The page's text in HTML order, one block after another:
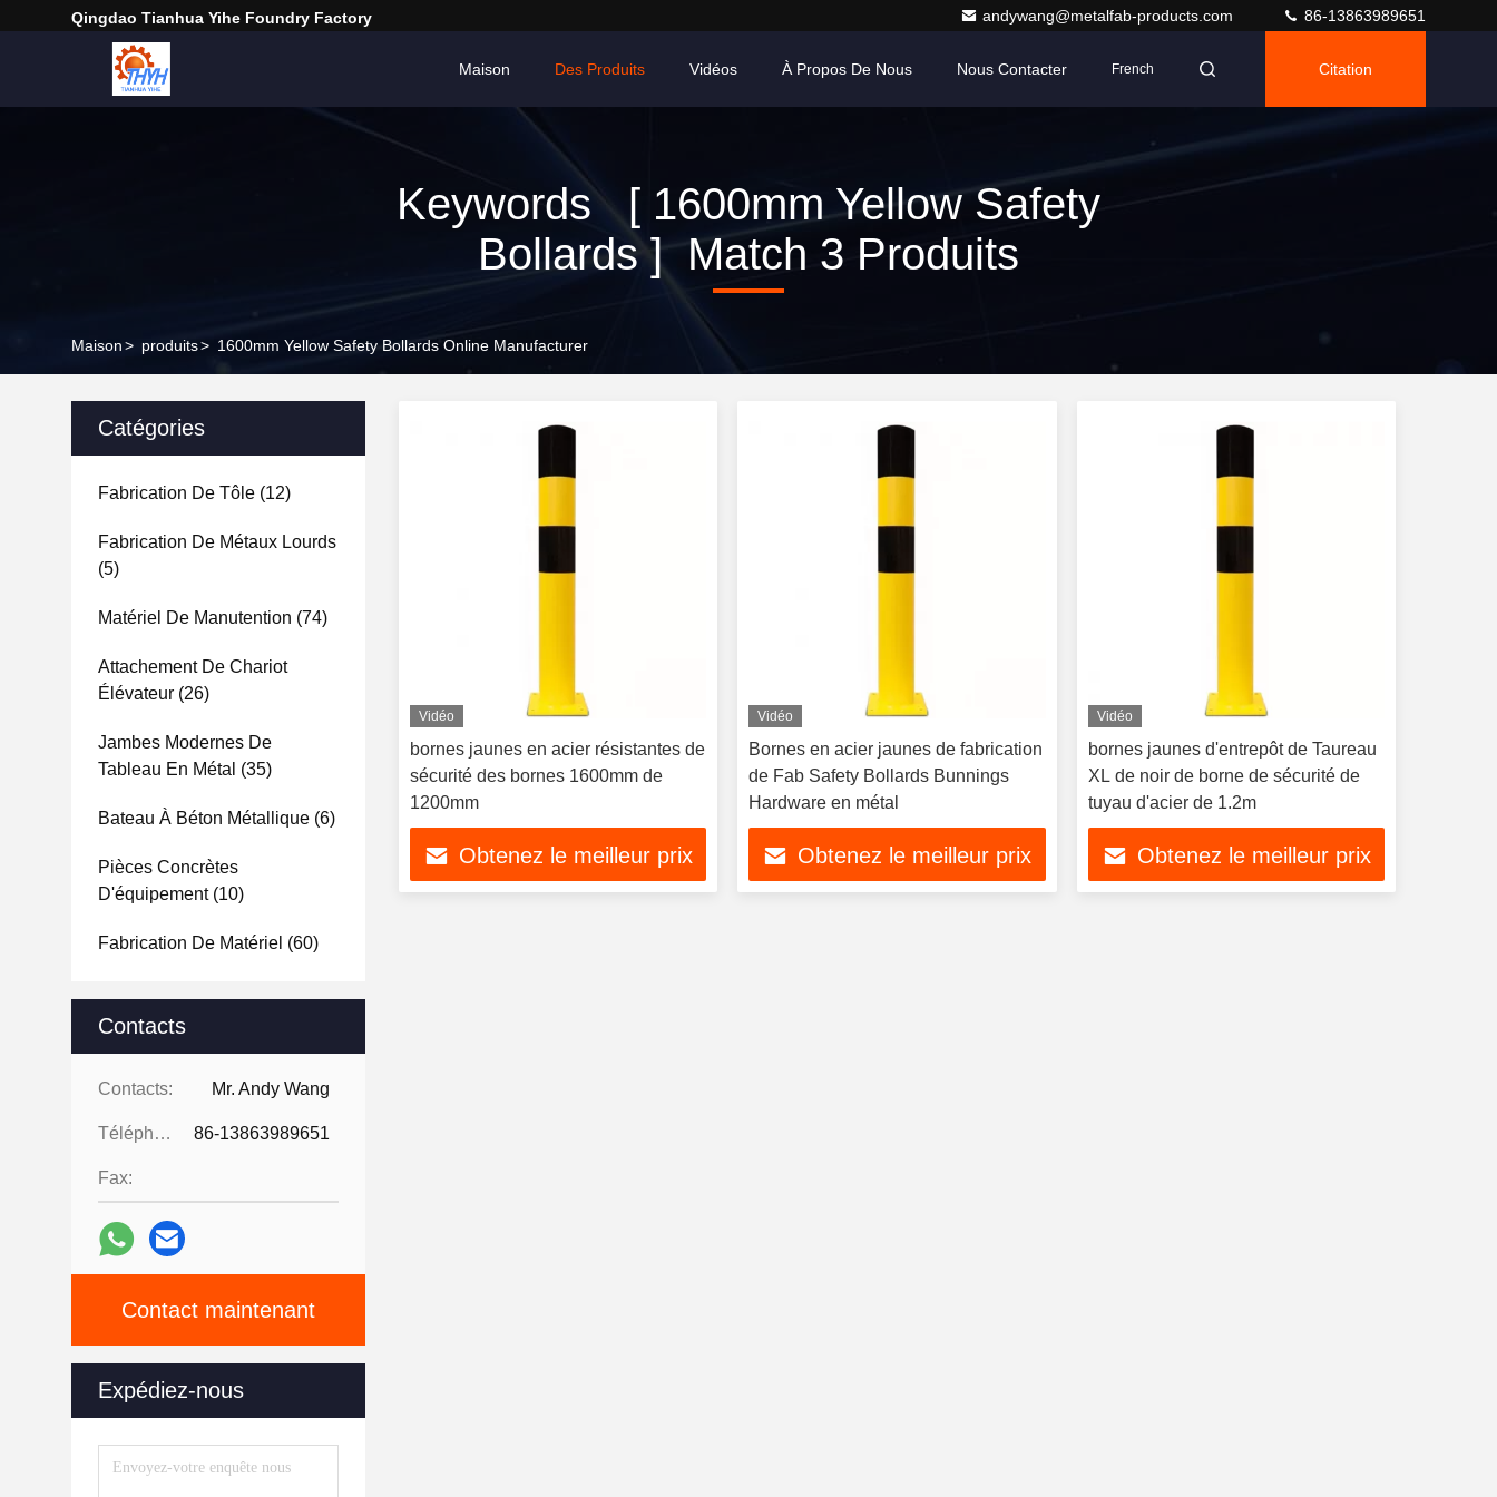
Qingdao Tianhua Yihe Foundry Factory andywang@metalfab-products.com 86-13863989651
Maison Des Produits Vidéos À Propos De Nous Nous Contacter French Citation
Keywords [ 1600mm Yellow Safety
Bollards ] Match 3 Produits
Maison> produits> 1600mm Yellow Safety Bollards Online Manufacturer
Catégories
Fabrication De Tôle (12)
Fabrication De Métaux Lourds
(5)
Matériel De Manutention (74)
Attachement De Chariot
Élévateur (26)
Jambes Modernes De
Tableau En Métal (35)
Bateau À Béton Métallique (6)
Pièces Concrètes
D'équipement(10)
Fabrication De Matériel (60)
Contacts
Contacts: Mr. Andy Wang
Téléphone: 86-13863989651
Fax:
Contact maintenant
Expédiez-nous
Vidéo
bornes jaunes en acier résistantes de
sécurité des bornes 1600mm de
1200mm
Obtenez le meilleur prix
Vidéo
Bornes en acier jaunes de fabrication
de Fab Safety Bollards Bunnings
Hardware en métal
Obtenez le meilleur prix
Vidéo
bornes jaunes d'entrepôt de Taureau
XL de noir de borne de sécurité de
tuyau d'acier de 1.2m
Obtenez le meilleur prix